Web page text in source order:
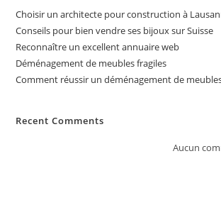
Choisir un architecte pour construction à
Conseils pour bien vendre ses bijoux sur Suisse
Reconnaître un excellent annuaire web
Déménagement de meubles fragiles
Comment réussir un déménagement de
Recent Comments
Aucun